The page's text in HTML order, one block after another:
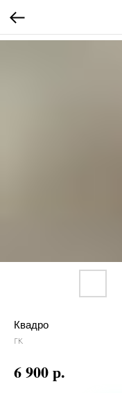
Квадро
ГК
6 900р.